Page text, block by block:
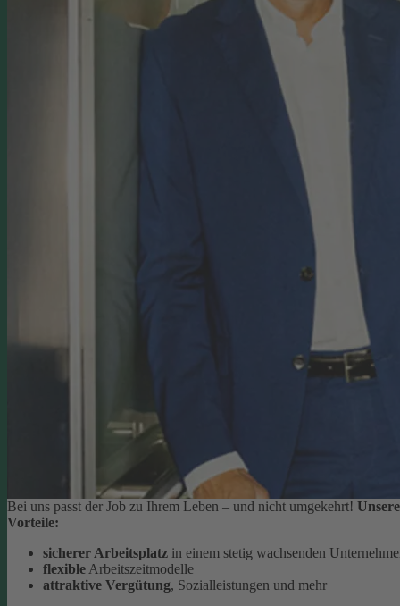
Bei uns passt der Job zu Ihrem Leben – und nicht umgekehrt! Unsere
Vorteile:
sicherer Arbeitsplatz in einem stetig wachsenden
flexible Arbeitszeitmodelle
attraktive Vergütung, Sozialleistungen und mehr